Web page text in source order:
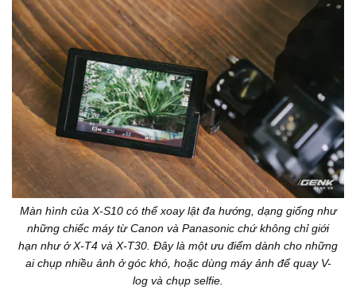
Màn hình của X-S10 có thể xoay lật đa hướng, dạng giống như
những chiếc máy từ Canon và Panasonic chứ không chỉ giới
hạn như ở X-T4 và X-T30. Đây là một ưu điểm dành cho những
ai chụp nhiều ảnh ở góc khó, hoặc dùng máy ảnh để quay V-
log và chụp selfie.